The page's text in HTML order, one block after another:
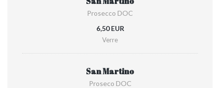
Prosecco DOC
6,50 EUR
Verre
San Martino
Proseco DOC